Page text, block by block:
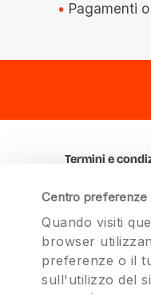
Centro preferenze
Quando visiti
browser
preferenze o il
sull'utilizzo del
Pagamenti
Termini e
Privacy
Programmi